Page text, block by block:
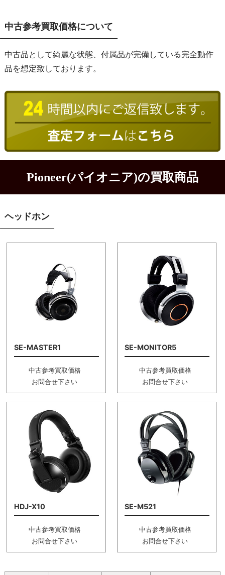
中古参考買取価格について
中古品として綺麗な状態、付属品が完備している完全動作
品を想定致しております。
Pioneer(パイオニア)の買取商品
ヘッドホン
SE-MASTER1
中古参考買取価格
お問合せ下さい
SE-MONITOR5
中古参考買取価格
お問合せ下さい
HDJ-X10
中古参考買取価格
お問合せ下さい
SE-M521
中古参考買取価格
お問合せ下さい